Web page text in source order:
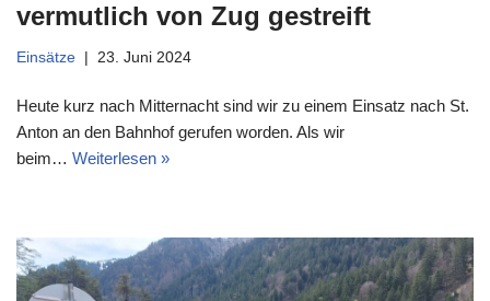
vermutlich von Zug gestreift
Einsätze 23. Juni 2024
Heute kurz nach Mitternacht sind wir zu einem Einsatz nach St.
Anton an den Bahnhof gerufen worden. Als wir
beim… Weiterlesen »